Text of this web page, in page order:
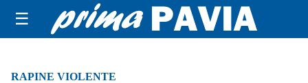
☰
RAPINE VIOLENTE